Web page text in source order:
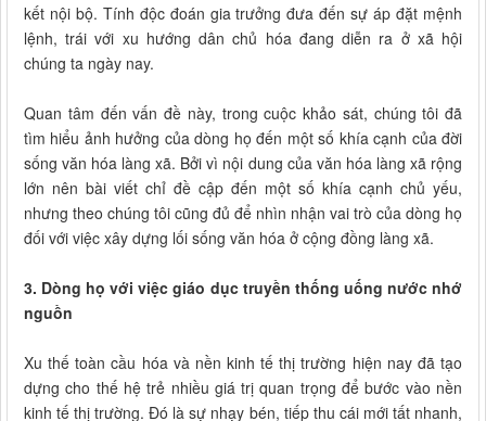
kết nội bộ. Tính độc đoán gia trưởng đưa đến sự áp đặt mệnh
lệnh, trái với xu hướng dân chủ hóa đang diễn ra ở xã hội
chúng ta ngày nay.
Quan tâm đến vấn đề này, trong cuộc khảo sát, chúng tôi đã
tìm hiểu ảnh hưởng của dòng họ đến một số khía cạnh của đời
sống văn hóa làng xã. Bởi vì nội dung của văn hóa làng xã rộng
lớn nên bài viết chỉ đề cập đến một số khía cạnh chủ yếu,
nhưng theo chúng tôi cũng đủ để nhìn nhận vai trò của dòng họ
đối với việc xây dựng lối sống văn hóa ở cộng đồng làng xã.
3. Dòng họ với việc giáo dục truyền thống uống nước nhớ
nguồn
Xu thế toàn cầu hóa và nền kinh tế thị trường hiện nay đã tạo
dựng cho thế hệ trẻ nhiều giá trị quan trọng để bước vào nền
kinh tế thị trường. Đó là sự nhạy bén, tiếp thu cái mới tất nhanh,